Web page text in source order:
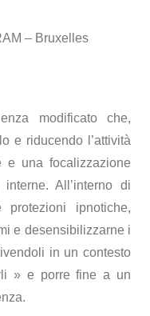
– Bruxelles
modificato che,
e riducendo l’attività
una focalizzazione
All’interno di
ipnotiche,
e desensibilizzarne i
in un contesto
» e porre fine a un